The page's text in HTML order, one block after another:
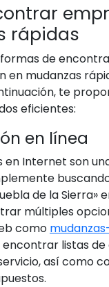
rápidas
formas de
en mudanzas
te
eficientes:
en línea
en Internet son
de la Sierra»
múltiples
como
listas de
así como